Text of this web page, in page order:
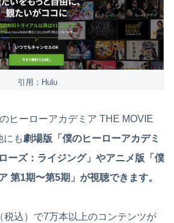
引用：Hulu
ヒーローアカデミア THE MOVIE
にも劇場版「僕のヒーローアカデミ
ーズ：ライジング」やアニメ版「僕
第1期〜第5期」が視聴できます。
税込）で7万本以上のコンテンツが